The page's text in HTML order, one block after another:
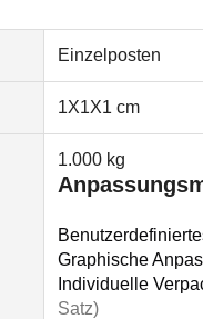
Einzelposten
1X1X1 cm
1.000 kg
Graphische
Individuelle
Satz)